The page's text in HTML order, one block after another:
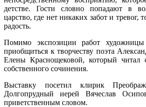
детстве. Гости словно попадают в
царство, где нет никаких забот и тревог,
радость.
Помимо экспозиции работ художницы
приобщиться к творчеству поэта
Елены Краснощековой, который читал
собственного сочинения.
Выставку посетил клирик
Долгопрудный иерей Вячеслав
приветственным словом.